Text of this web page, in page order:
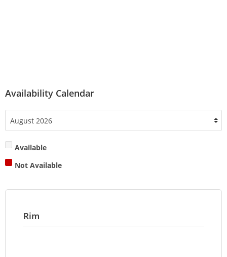
Availability Calendar
Available
Not Available
Rim